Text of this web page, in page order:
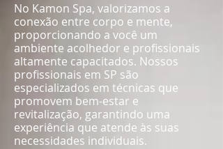
No Kamon Spa, valorizamos a
conexão entre corpo e mente,
proporcionando a você um
ambiente acolhedor e profissionais
altamente capacitados. Nossos
profissionais em SP são
especializados em técnicas que
promovem bem-estar e
revitalização, garantindo uma
experiência que atende às suas
necessidades individuais.